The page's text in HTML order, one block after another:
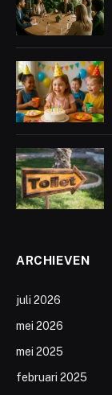
ARCHIEVEN
juli 2026
mei 2026
mei 2025
februari 2025